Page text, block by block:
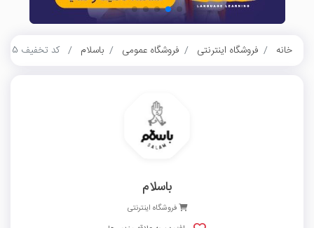
خانه فروشگاه اینترنتی فروشگاه عمومی باسلام کد تخفیف 5 درصدی ابزارآلات و تجهیزات خودرو غیراول باسلام
باسلام
فروشگاه اینترنتی